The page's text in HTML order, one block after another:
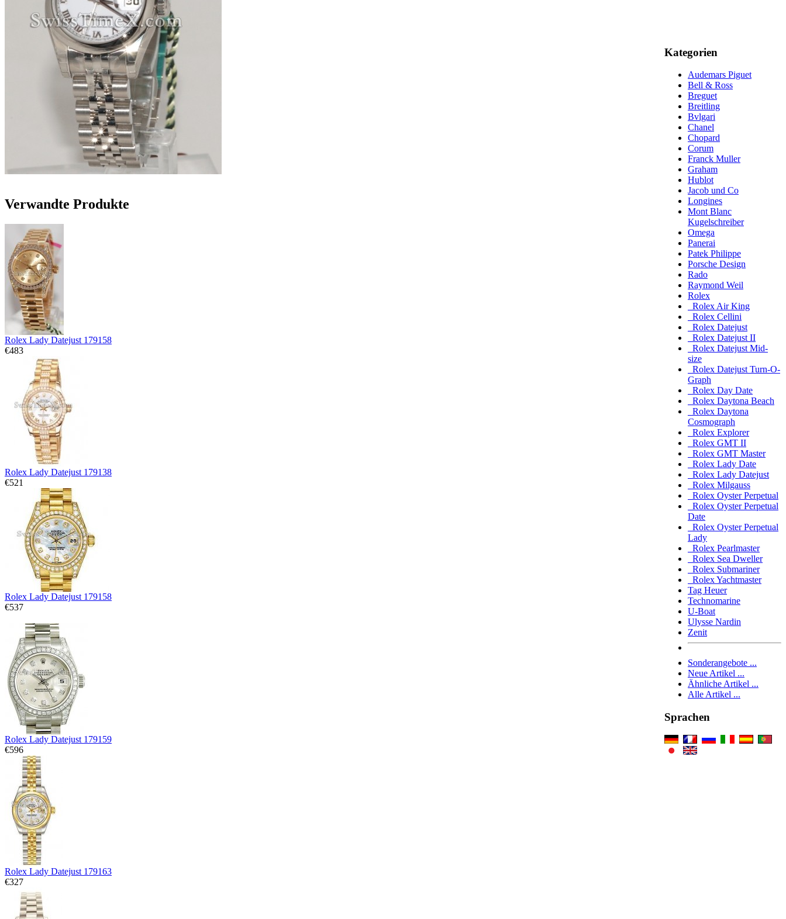
Verwandte Produkte
Rolex Lady Datejust 179158
€483
Rolex Lady Datejust 179138
€521
Rolex Lady Datejust 179158
€537
Rolex Lady Datejust 179159
€596
Rolex Lady Datejust 179163
€327
Kategorien
Audemars Piguet
Bell & Ross
Breguet
Breitling
Bvlgari
Chanel
Chopard
Corum
Franck Muller
Graham
Hublot
Jacob und Co
Longines
Mont Blanc
Kugelschreiber
Omega
Panerai
Patek Philippe
Porsche Design
Rado
Raymond Weil
Rolex
Rolex Air King
Rolex Cellini
Rolex Datejust
Rolex Datejust II
Rolex Datejust Mid-
size
Rolex Datejust Turn-O-
Graph
Rolex Day Date
Rolex Daytona Beach
Rolex Daytona
Cosmograph
Rolex Explorer
Rolex GMT II
Rolex GMT Master
Rolex Lady Date
Rolex Lady Datejust
Rolex Milgauss
Rolex Oyster Perpetual
Rolex Oyster Perpetual
Date
Rolex Oyster Perpetual
Lady
Rolex Pearlmaster
Rolex Sea Dweller
Rolex Submariner
Rolex Yachtmaster
Tag Heuer
Technomarine
U-Boat
Ulysse Nardin
Zenit
Sonderangebote ...
Neue Artikel ...
Ähnliche Artikel ...
Alle Artikel ...
Sprachen